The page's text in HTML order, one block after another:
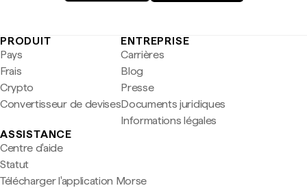
PRODUIT
Pays
Frais
Crypto
Convertisseur de devises
ENTREPRISE
Carrières
Blog
Presse
Documents juridiques
Informations légales
ASSISTANCE
Centre d'aide
Statut
Télécharger l'application Morse